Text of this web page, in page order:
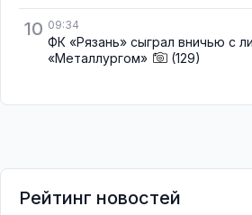
10 09:34
ФК «Рязань» сыграл вничью с
«Металлургом»
(129)
Рейтинг новостей